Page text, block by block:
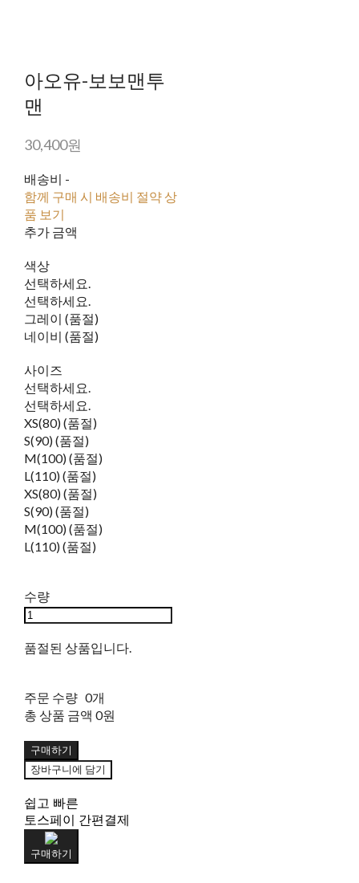
아오유-보보맨투
맨
30,400원
배송비 -
함께 구매 시 배송비 절약 상
품 보기
추가 금액
색상
선택하세요.
선택하세요.
그레이 (품절)
네이비 (품절)
사이즈
선택하세요.
선택하세요.
XS(80) (품절)
S(90) (품절)
M(100) (품절)
L(110) (품절)
XS(80) (품절)
S(90) (품절)
M(100) (품절)
L(110) (품절)
수량
품절된 상품입니다.
주문 수량 0개
총 상품 금액 0원
구매하기
장바구니에 담기
쉽고 빠른
토스페이 간편결제
구매하기